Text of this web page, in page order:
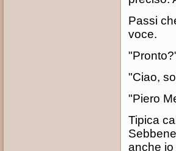
Passi
voce.
"Ciao,
"Piero
Tipica
anche